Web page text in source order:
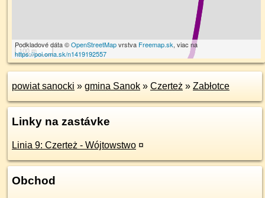
100 m
Podkladové dáta ©OpenStreetMapvrstva Freemap.sk, viac na
https://poi.oma.sk/n1419192557
powiat sanocki » gmina Sanok » Czerteż » Zabłotce
Linky na zastávke
Linia 9: Czerteż - Wójtowstwo ¤
Obchod